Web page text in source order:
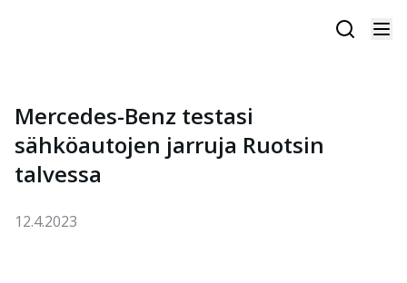
Mercedes-Benz testasi
sähköautojen jarruja Ruotsin
talvessa
12.4.2023